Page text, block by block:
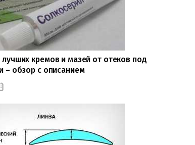
кремов и мазей от отеков под
– обзор с описанием